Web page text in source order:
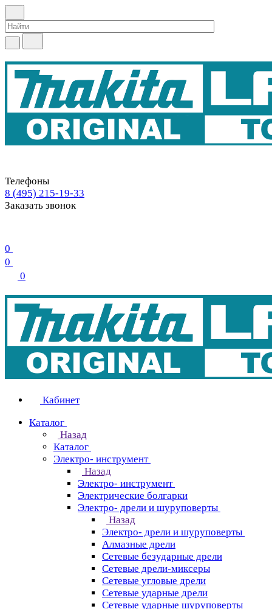
Телефоны
8 (495) 215-19-33
Заказать звонок
0
0
0
Кабинет
Каталог
Назад
Каталог
Электро- инструмент
Назад
Электро- инструмент
Электрические болгарки
Электро- дрели и шуруповерты
Назад
Электро- дрели и шуруповерты
Алмазные дрели
Сетевые безударные дрели
Сетевые дрели-миксеры
Сетевые угловые дрели
Сетевые ударные дрели
Сетевые ударные шуруповерты